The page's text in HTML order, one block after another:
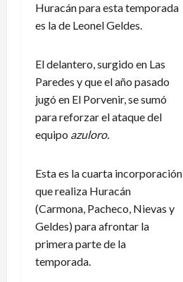
Huracán para esta temporada
es la de Leonel Geldes.
El delantero, surgido en Las
Paredes y que el año pasado
jugó en El Porvenir, se sumó
para reforzar el ataque del
equipo azuloro.
Esta es la cuarta incorporación
que realiza Huracán
(Carmona, Pacheco, Nievas y
Geldes) para afrontar la
primera parte de la
temporada.